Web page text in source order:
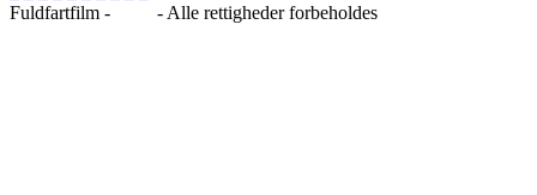
Fuldfartfilm -
- Alle rettigheder forbeholdes